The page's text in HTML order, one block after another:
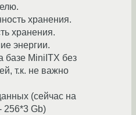
хранения.
хранения.
энергии.
базе MiniITX без
т.к. не важно
(сейчас на
256*3 Gb)